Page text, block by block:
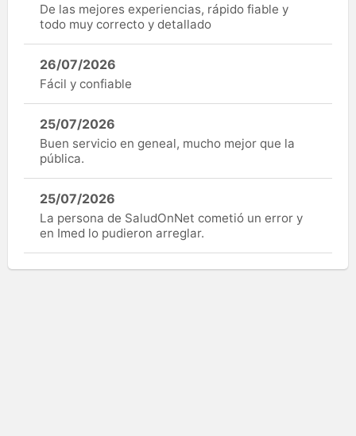
De las mejores experiencias, rápido fiable y
todo muy correcto y detallado
26/07/2026
Fácil y confiable
25/07/2026
Buen servicio en geneal, mucho mejor que la
pública.
25/07/2026
La persona de SaludOnNet cometió un error y
en Imed lo pudieron arreglar.